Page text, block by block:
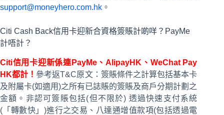
support@moneyhero.com.hk 。
Citi Cash Back信用卡迎新合資格簽賬計啲咩？PayMe
計唔計？
Citi信用卡迎新係連PayMe、AlipayHK、WeChat Pay
HK都計！ 參考返T&C原文：簽賬條件之計算包括基本卡
及附屬卡(如適用)之所有已誌賬的簽賬及商戶分期計劃之
金額。非認可簽賬包括(但不限於) 透過快速支付系統
(「轉數快」)進行之交易、八達通增值款項(包括透過電